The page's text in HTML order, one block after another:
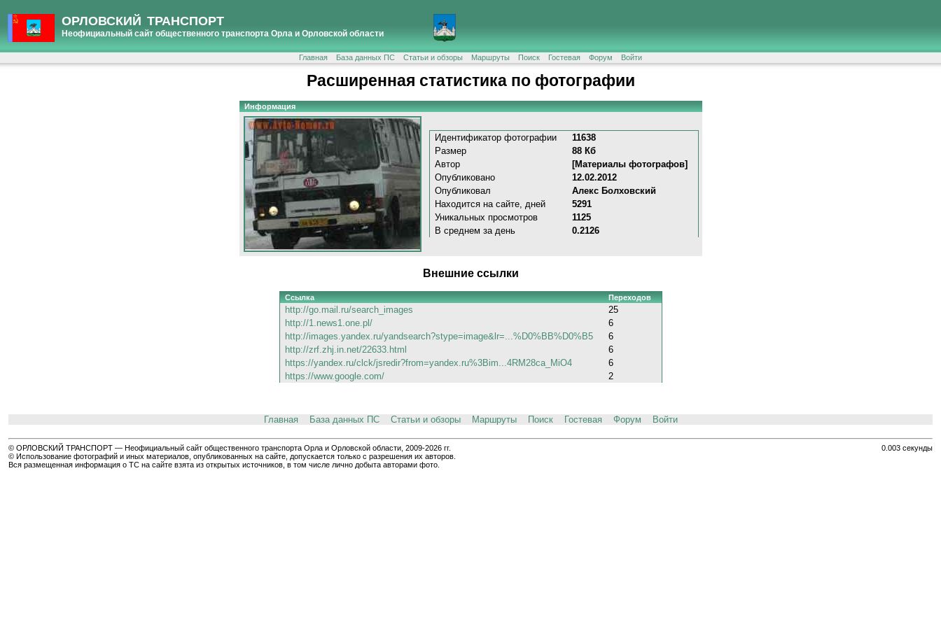
ОРЛОВСКИЙ ТРАНСПОРТ
Неофициальный сайт общественного транспорта Орла и Орловской области
Главная База данных ПС Статьи и обзоры Маршруты Поиск Гостевая Форум Войти
Расширенная статистика по фотографии
Информация
Идентификатор фотографии
11638
Размер
88 Кб
Автор
[Материалы фотографов]
Опубликовано
12.02.2012
Опубликовал
Алекс Болховский
Находится на сайте, дней
5291
Уникальных просмотров
1125
В среднем за день
0.2126
Внешние ссылки
Ссылка Переходов
http://go.mail.ru/search_images
25
http://1.news1.one.pl/
6
http://images.yandex.ru/yandsearch?stype=image&lr=...%D0%BB%D0%B5
6
http://zrf.zhj.in.net/22633.html
6
https://yandex.ru/clck/jsredir?from=yandex.ru%3Bim...4RM28ca_MiO4
6
https://www.google.com/
2
Главная База данных ПС Статьи и обзоры Маршруты Поиск Гостевая Форум Войти
0.003 секунды
© ОРЛОВСКИЙ ТРАНСПОРТ — Неофициальный сайт общественного транспорта Орла и Орловской области, 2009-2026 гг.
© Использование фотографий и иных материалов, опубликованных на сайте, допускается только с разрешения их авторов.
Вся размещенная информация о ТС на сайте взята из открытых источников, в том числе лично добыта авторами фото.